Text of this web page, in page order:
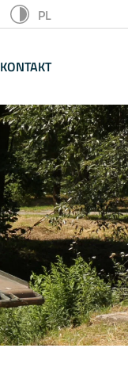
PL
KONTAKT